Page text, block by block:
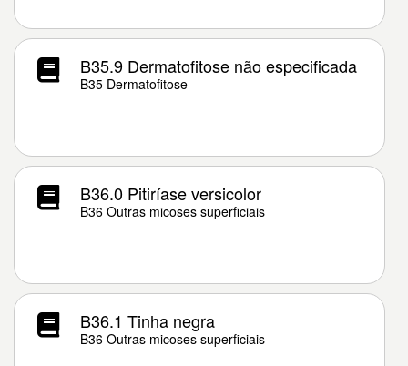
B35.9 Dermatofitose não especificada
B35 Dermatofitose
B36.0 Pitiríase versicolor
B36 Outras micoses superficiais
B36.1 Tinha negra
B36 Outras micoses superficiais